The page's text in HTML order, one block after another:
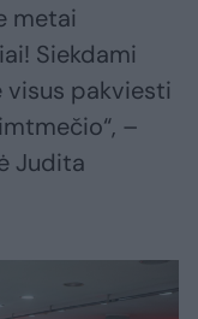
metai
Siekdami
visus pakviesti
–
Judita